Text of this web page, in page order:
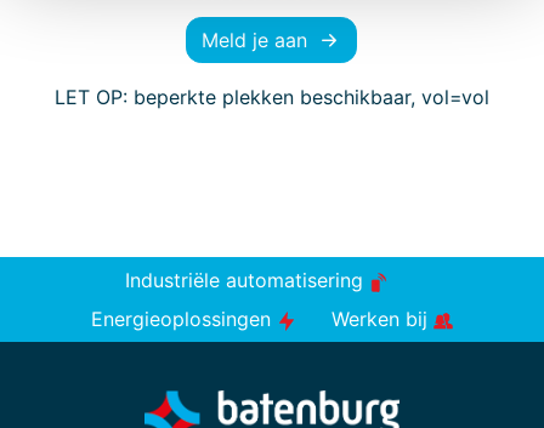
Meld je aan
LET OP: beperkte plekken beschikbaar, vol=vol
Industriële automatisering
Energieoplossingen
Werken bij